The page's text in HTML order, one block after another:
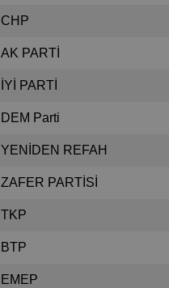
CHP
AK PARTİ
İYİ PARTİ
DEM Parti
YENİDEN REFAH
ZAFER PARTİSİ
TKP
BTP
EMEP